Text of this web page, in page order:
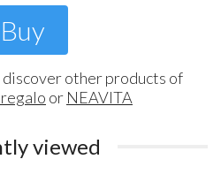
Buy
discover other products of
or NEAVITA
viewed